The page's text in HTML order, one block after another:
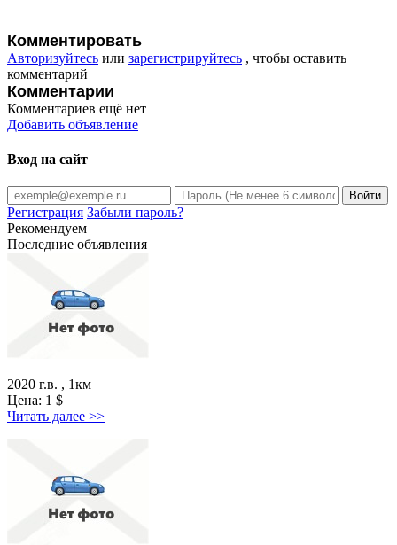
Комментировать
Авторизуйтесь или зарегистрируйтесь , чтобы оставить
комментарий
Комментарии
Комментариев ещё нет
Добавить объявление
Вход на сайт
Регистрация Забыли пароль?
Рекомендуем
Последние объявления
2020 г.в. , 1км
Цена: 1 $
Читать далее >>